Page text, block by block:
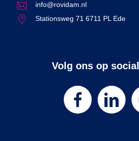
info@rovidam.nl
Stationsweg 71 6711 PL Ede
Volg ons op